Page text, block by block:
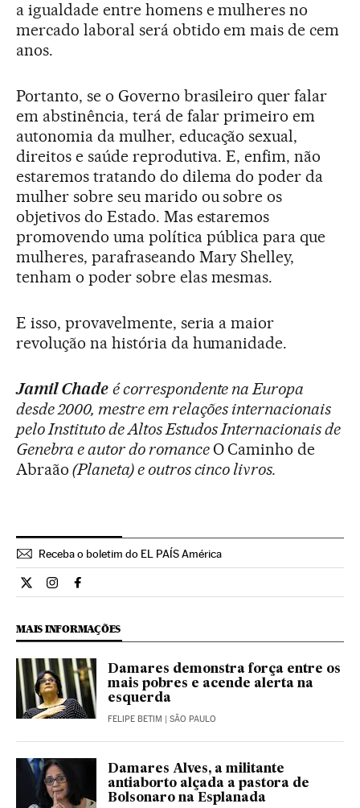
a igualdade entre homens e mulheres no
mercado laboral será obtido em mais de cem
anos.
Portanto, se o Governo brasileiro quer falar
em abstinência, terá de falar primeiro em
autonomia da mulher, educação sexual,
direitos e saúde reprodutiva. E, enfim, não
estaremos tratando do dilema do poder da
mulher sobre seu marido ou sobre os
objetivos do Estado. Mas estaremos
promovendo uma política pública para que
mulheres, parafraseando Mary Shelley,
tenham o poder sobre elas mesmas.
E isso, provavelmente, seria a maior
revolução na história da humanidade.
Jamil Chade é correspondente na Europa
desde 2000, mestre em relações internacionais
pelo Instituto de Altos Estudos Internacionais de
Genebra e autor do romance O Caminho de
Abraão (Planeta) e outros cinco livros.
Receba o boletim do EL PAÍS América
Opiniao El País Brasil en Twitter
Opiniao El País Brasil en Instagram
Opiniao El País Brasil en Facebook
MAIS INFORMAÇÕES
Damares demonstra força entre os
mais pobres e acende alerta na
esquerda
FELIPE BETIM | SÃO PAULO
Damares Alves, a militante
antiaborto alçada a pastora de
Bolsonaro na Esplanada